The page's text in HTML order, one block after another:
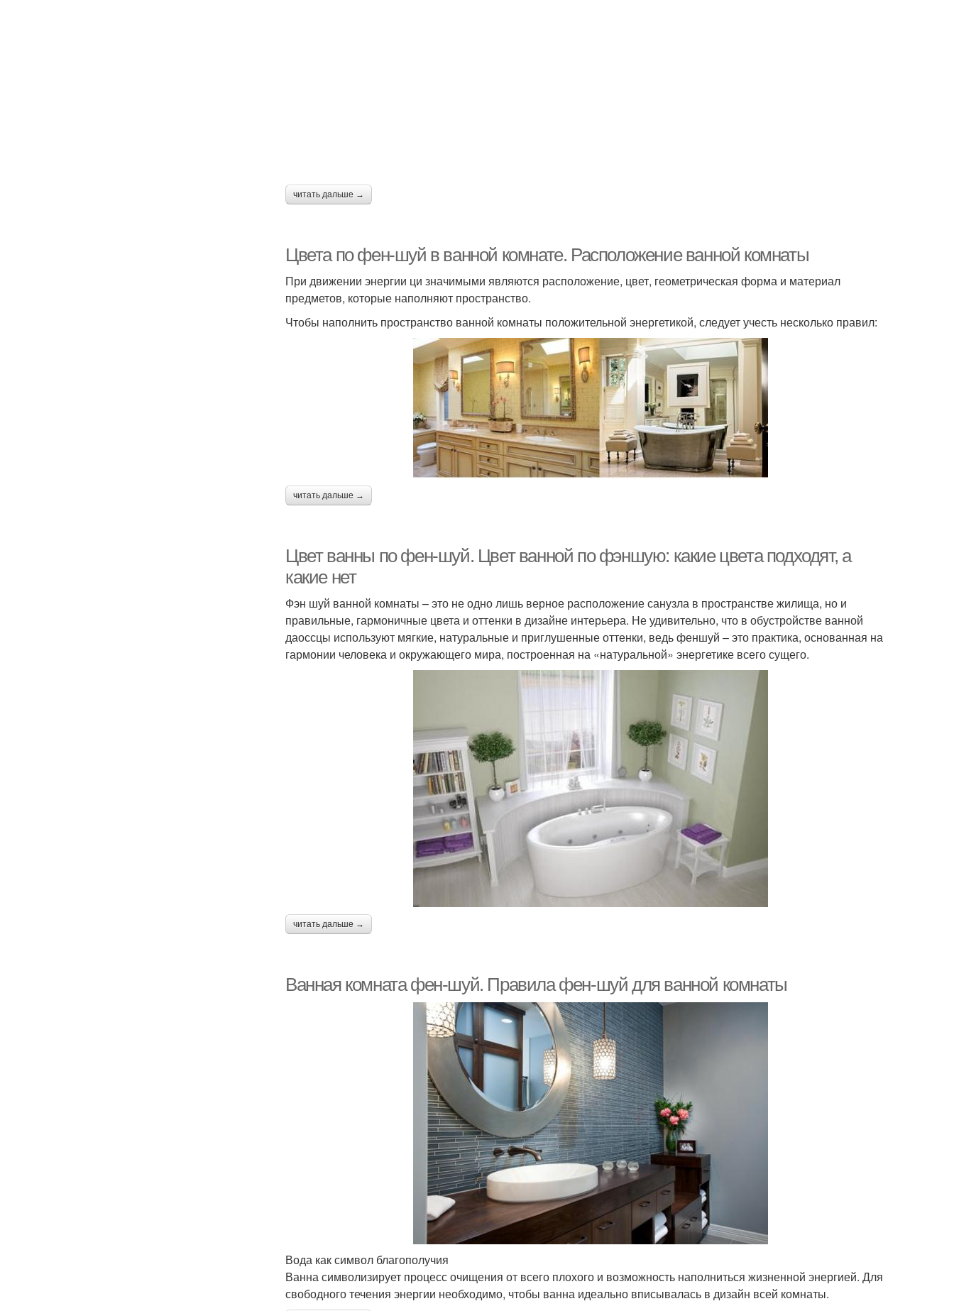
читать дальше →
Цвета по фен-шуй в ванной комнате. Расположение ванной комнаты
При движении энергии ци значимыми являются расположение, цвет, геометрическая форма и материал
предметов, которые наполняют пространство.
Чтобы наполнить пространство ванной комнаты положительной энергетикой, следует учесть несколько правил:
читать дальше →
Цвет ванны по фен-шуй. Цвет ванной по фэншую: какие цвета подходят, а
какие нет
Фэн шуй ванной комнаты – это не одно лишь верное расположение санузла в пространстве жилища, но и
правильные, гармоничные цвета и оттенки в дизайне интерьера. Не удивительно, что в обустройстве ванной
даоссцы используют мягкие, натуральные и приглушенные оттенки, ведь феншуй – это практика, основанная на
гармонии человека и окружающего мира, построенная на «натуральной» энергетике всего сущего.
читать дальше →
Ванная комната фен-шуй. Правила фен-шуй для ванной комнаты
Вода как символ благополучия
Ванна символизирует процесс очищения от всего плохого и возможность наполниться жизненной энергией. Для
свободного течения энергии необходимо, чтобы ванна идеально вписывалась в дизайн всей комнаты.